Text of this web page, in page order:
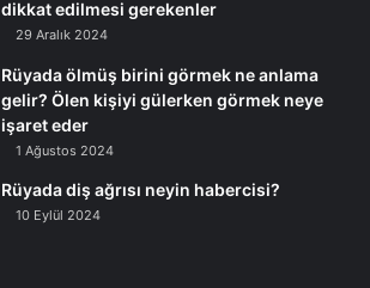
dikkat edilmesi gerekenler
29 Aralık 2024
Rüyada ölmüş birini görmek ne anlama
gelir? Ölen kişiyi gülerken görmek neye
işaret eder
1 Ağustos 2024
Rüyada diş ağrısı neyin habercisi?
10 Eylül 2024